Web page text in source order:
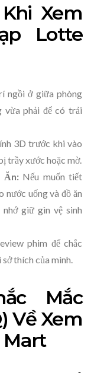
Xem
Lotte
ngồi ở giữa phòng
vừa phải để có trải
3D trước khi vào
trầy xước hoặc mờ.
Ăn:Nếu muốn tiết
nước uống và đồ ăn
giữ gìn vệ sinh
phim để chắc
thích của mình.
Mắc
Về Xem
Mart